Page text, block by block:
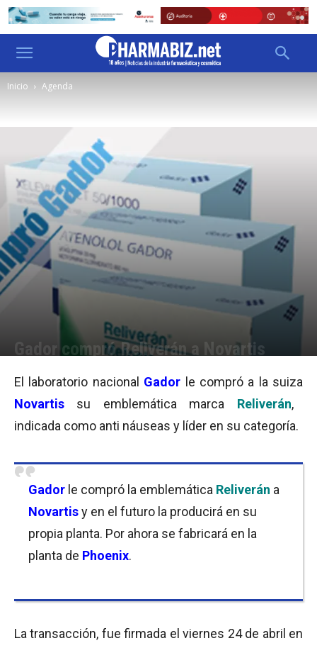
Inicio Agenda
Gador compró Reliverán a Novartis
El laboratorio nacional Gador le compró a la suiza
Novartis
su emblemática marca Reliverán,
indicada como anti náuseas y líder en su categoría.
Gador le compró la emblemática Reliverán a
Novartisy en el futuro la producirá en su
propia planta. Por ahora se fabricará en la
planta de Phoenix.
La transacción, fue firmada el viernes 24 de abril en